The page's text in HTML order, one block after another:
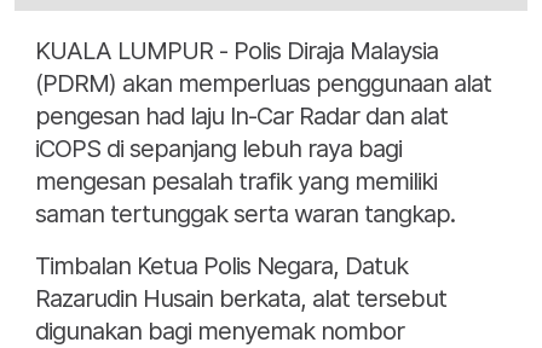
KUALA LUMPUR - Polis Diraja Malaysia
(PDRM) akan memperluas penggunaan alat
pengesan had laju In-Car Radar dan alat
iCOPS di sepanjang lebuh raya bagi
mengesan pesalah trafik yang memiliki
saman tertunggak serta waran tangkap.
Timbalan Ketua Polis Negara, Datuk
Razarudin Husain berkata, alat tersebut
digunakan bagi menyemak nombor